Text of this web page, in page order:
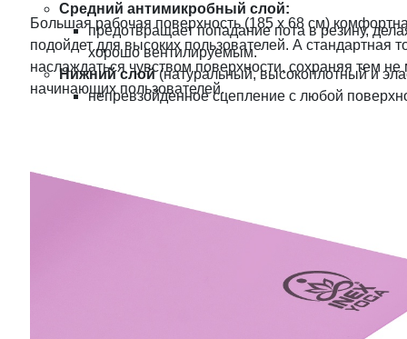
Средний антимикробный слой:
предотвращает попадание пота в резину,
хорошо вентилируемым.
Нижний слой(натуральный, высокоплотный и
непревзойденное сцепление с любой
Большая рабочая поверхность (185 x 68 см)
подойдет для высоких пользователей. А стандартная
наслаждаться чувством поверхности, сохраняя тем
начинающих пользователей.